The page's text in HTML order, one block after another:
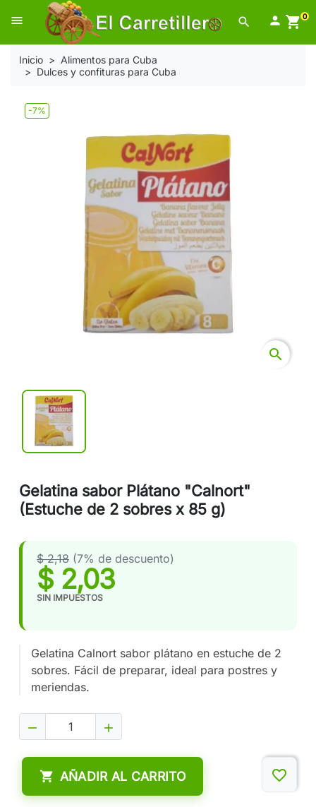
search
menu  shopping_cart0
Inicio
Alimentos para Cuba
Dulces y confituras para Cuba
-7%
search
Gelatina sabor Plátano "Calnort"
(Estuche de 2 sobres x 85 g)
$ 2,18 (7% de descuento)
$ 2,03
SIN IMPUESTOS
Gelatina Calnort sabor plátano en estuche de 2
sobres. Fácil de preparar, ideal para postres y
meriendas.
 
 AÑADIR AL CARRITO favorite_border